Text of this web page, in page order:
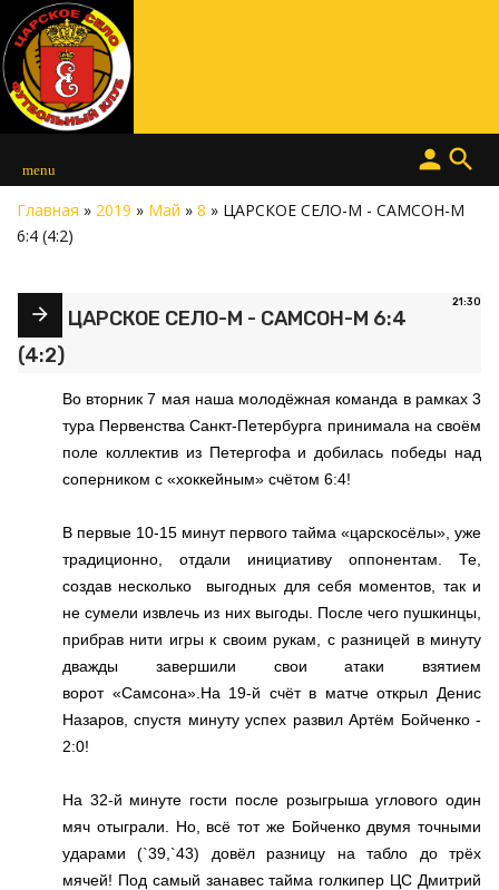
menu search
person
Главная » 2019 » Май » 8 » ЦАРСКОЕ СЕЛО-М - САМСОН-М
6:4 (4:2)
21:30
ЦАРСКОЕ СЕЛО-М - САМСОН-М 6:4
(4:2)
Во вторник 7 мая наша молодёжная команда в рамках 3
тура Первенства Санкт-Петербурга принимала на своём
поле коллектив из Петергофа и добилась победы над
соперником с «хоккейным» счётом 6:4!
В первые 10-15 минут первого тайма «царскосёлы», уже
традиционно, отдали инициативу оппонентам. Те,
создав несколько выгодных для себя моментов, так и
не сумели извлечь из них выгоды. После чего пушкинцы,
прибрав нити игры к своим рукам, с разницей в минуту
дважды завершили свои атаки взятием
ворот «Самсона».На 19-й счёт в матче открыл Денис
Назаров, спустя минуту успех развил Артём Бойченко -
2:0!
На 32-й минуте гости после розыгрыша углового один
мяч отыграли. Но, всё тот же Бойченко двумя точными
ударами (`39,`43) довёл разницу на табло до трёх
мячей! Под самый занавес тайма голкипер ЦС Дмитрий